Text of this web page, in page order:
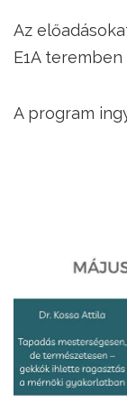
Az
E1A
A program